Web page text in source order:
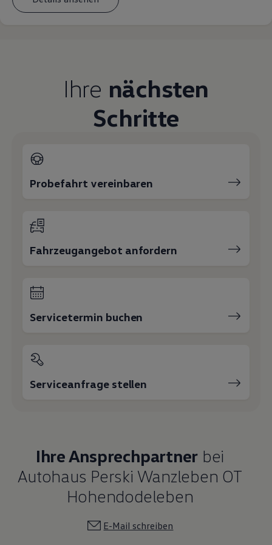
Magazin
Volkswagen Kundenbetreuung
Ihre nächsten
Schritte
Probefahrt vereinbaren
Fahrzeugangebot anfordern
Servicetermin buchen
Serviceanfrage stellen
Ihre Ansprechpartner bei
Autohaus Perski Wanzleben OT
Hohendodeleben
E-Mail schreiben